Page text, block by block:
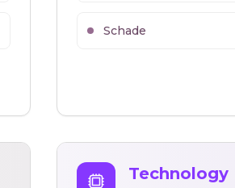
Schade
Technology